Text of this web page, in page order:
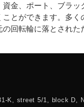
金、ポート、ブラ
とができます。多
回転輪に落とされ
K, street 5/1, block D,